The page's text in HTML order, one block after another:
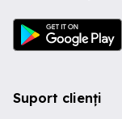
Suport clienți